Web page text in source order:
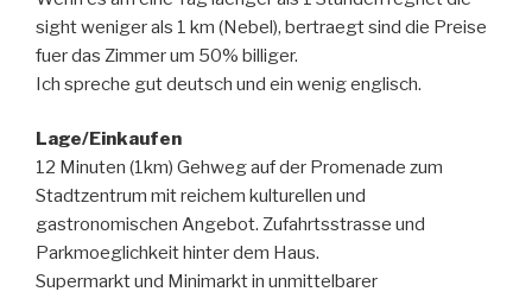
sight weniger als 1 km (Nebel), bertraegt sind die Preise
fuer das Zimmer um 50% billiger.
Ich spreche gut deutsch und ein wenig englisch.
Lage/Einkaufen
12 Minuten (1km) Gehweg auf der Promenade zum
Stadtzentrum mit reichem kulturellen und
gastronomischen Angebot. Zufahrtsstrasse und
Parkmoeglichkeit hinter dem Haus.
Supermarkt und Minimarkt in unmittelbarer